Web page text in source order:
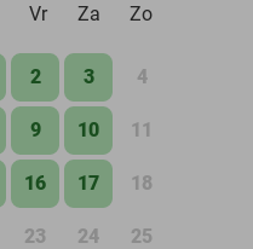
Vr Za Zo
2 3 4
9 10 11
16 17 18
23 24 25